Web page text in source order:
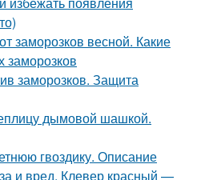
заморозков весной. Какие
заморозков
заморозков. Защита
дымовой шашкой.
гвоздику. Описание
и вред. Клевер красный —